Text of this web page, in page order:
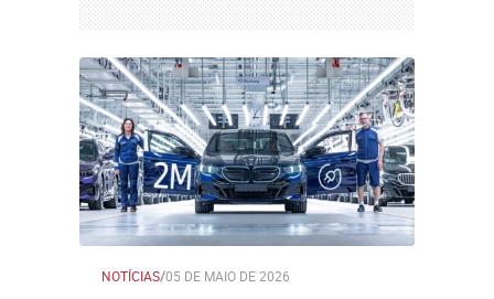
NOTÍCIAS/05 DE MAIO DE 2026